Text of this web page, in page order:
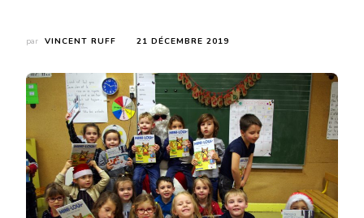
par VINCENT RUFF 21 DÉCEMBRE 2019